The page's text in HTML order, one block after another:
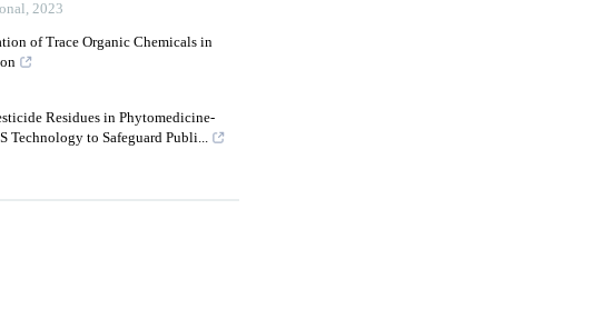
, 2023
of Trace Organic Chemicals in
Residues in Phytomedicine-
Technology to Safeguard Publi...